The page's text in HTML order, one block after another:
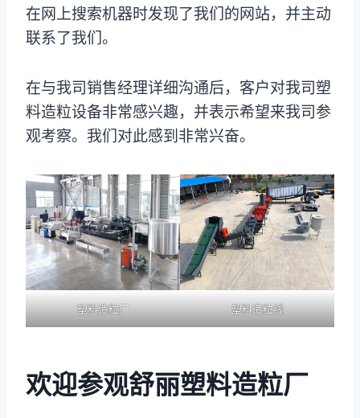
在网上搜索机器时发现了我们的网站，并主动
联系了我们。
在与我司销售经理详细沟通后，客户对我司塑
料造粒设备非常感兴趣，并表示希望来我司参
观考察。我们对此感到非常兴奋。
塑料造粒厂 塑料造粒线
欢迎参观舒丽塑料造粒厂